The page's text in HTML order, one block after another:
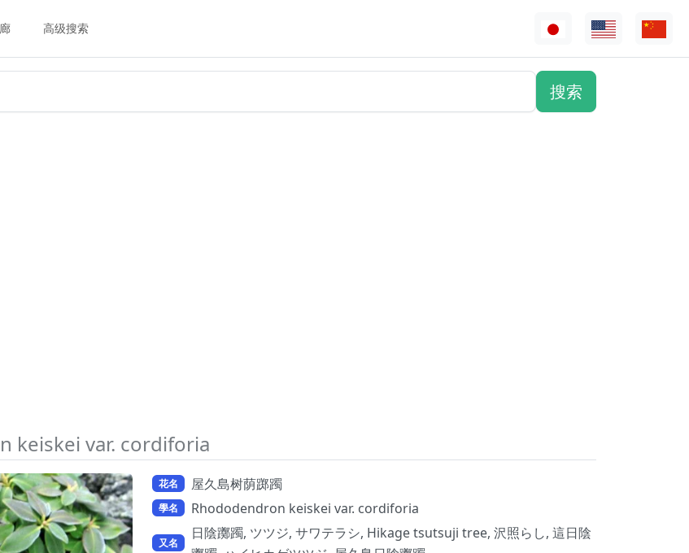
高级搜索
keiskei var. cordiforia
花名 屋久島树荫踯躅
學名 Rhododendron keiskei var. cordiforia
又名
日陰躑躅, ツツジ, サワテラシ, Hikage tsutsuji tree, 沢照らし, 這日陰